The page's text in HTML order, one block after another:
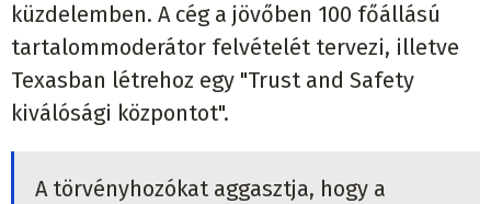
küzdelemben. A cég a jövőben 100 főállású
tartalommoderátor felvételét tervezi, illetve
Texasban létrehoz egy "Trust and Safety
kiválósági központot".
A törvényhozókat aggasztja, hogy a